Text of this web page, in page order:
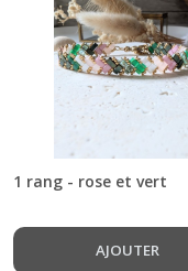
1 rang - rose et vert
AJOUTER